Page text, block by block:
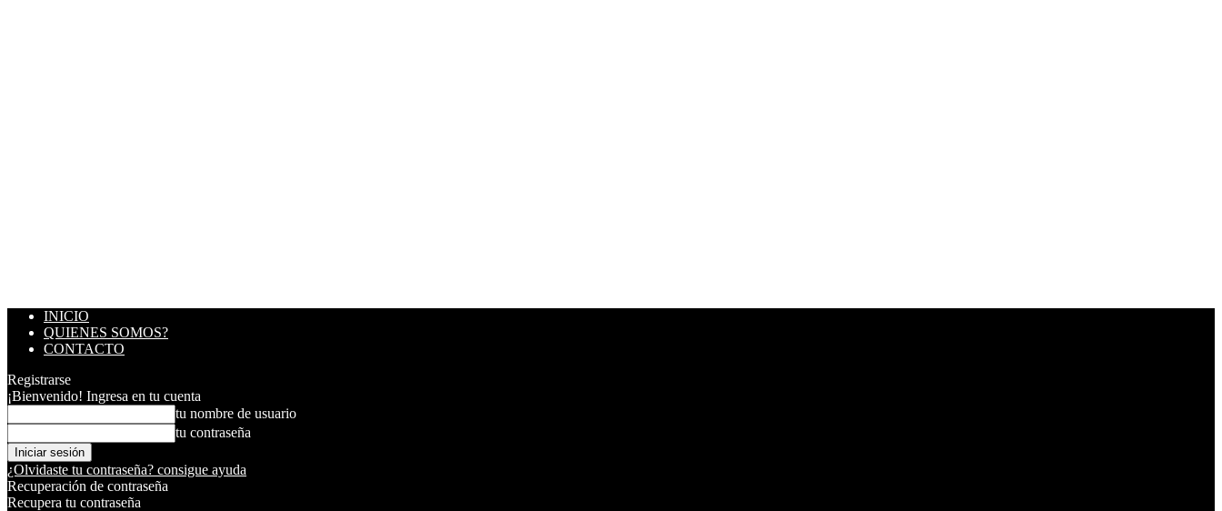
INICIO
QUIENES SOMOS?
CONTACTO
Registrarse
¡Bienvenido! Ingresa en tu cuenta
tu nombre de usuario
tu contraseña
¿Olvidaste tu contraseña? consigue ayuda
Recuperación de contraseña
Recupera tu contraseña